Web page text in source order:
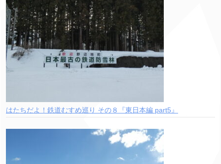
はたちだよ！鉄道むすめ巡り その８『東日本編 part5』